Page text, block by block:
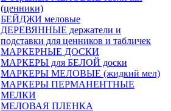
(ценники)
БЕЙДЖИ меловые
ДЕРЕВЯННЫЕ держатели и
подставки для ценников и табличек
МАРКЕРНЫЕ ДОСКИ
МАРКЕРЫ для БЕЛОЙ доски
МАРКЕРЫ МЕЛОВЫЕ (жидкий мел)
МАРКЕРЫ ПЕРМАНЕНТНЫЕ
МЕЛКИ
МЕЛОВАЯ ПЛЕНКА